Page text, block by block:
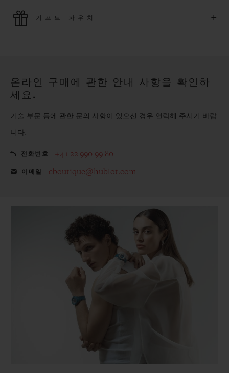
모든 제품은 빠르고 안전하게 결제가 가능하며, 개인정보를 안
기프트 파우치 +
온라인 구매에 관한 안내 사항을 확인하
세요.
기술 부문 등에 관한 문의 사항이 있으신 경우 연락해 주시기 바랍
니다.
전화번호 +41 22 990 99 80
이메일 eboutique@hublot.com